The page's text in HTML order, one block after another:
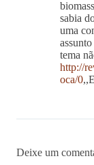
sabia
uma
tema
http://
oca/0
Deixe um